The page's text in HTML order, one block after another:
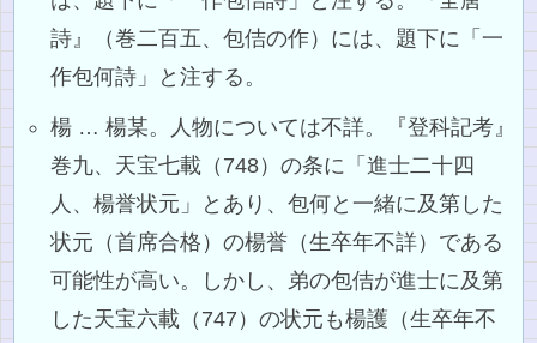
詩』（巻二百五、包佶の作）には、題下に「一
作包何詩」と注する。
楊 … 楊某。人物については不詳。『登科記考』
巻九、天宝七載（748）の条に「進士二十四
人、楊誉状元」とあり、包何と一緒に及第した
状元（首席合格）の楊誉（生卒年不詳）である
可能性が高い。しかし、弟の包佶が進士に及第
した天宝六載（747）の状元も楊護（生卒年不